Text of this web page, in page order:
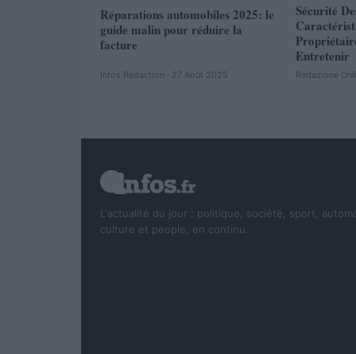
Réparations automobiles 2025: le
guide malin pour réduire la
facture
Infos Rédaction · 27 Août 2025
Sécurité
Entretenir
Redazione
L'actualité du jour : politique, société, sport,
culture et people, en continu.